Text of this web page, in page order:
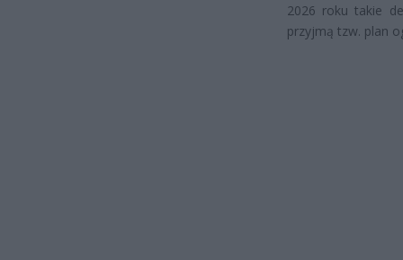
2026 roku takie
przyjmą tzw. plan